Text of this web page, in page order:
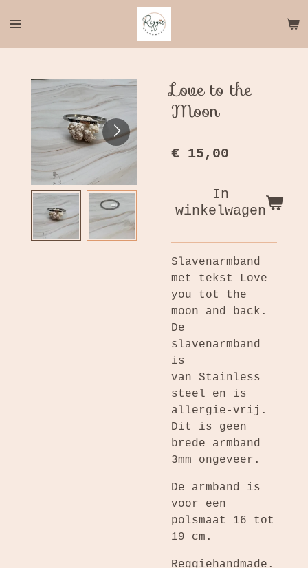
direct
naar
hoofdinhoud
Love to the
Moon
€ 15,00
In
winkelwagen
Slavenarmband
met tekst Love
you tot the
moon and back.
De
slavenarmband
is
van Stainless
steel en is
allergie-vrij.
Dit is geen
brede armband
3mm ongeveer.
De armband is
voor een
polsmaat 16 tot
19 cm.
Reggiehandmade.